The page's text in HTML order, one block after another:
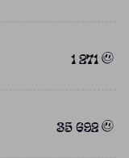
1 271
35 692